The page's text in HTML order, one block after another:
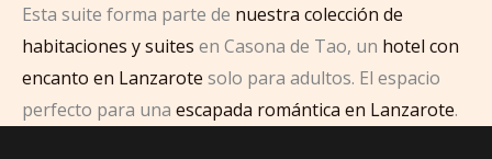
Esta suite forma parte de nuestra colección de
habitaciones y suites en Casona de Tao, un hotel con
encanto en Lanzarote solo para adultos. El espacio
perfecto para una escapada romántica en Lanzarote.